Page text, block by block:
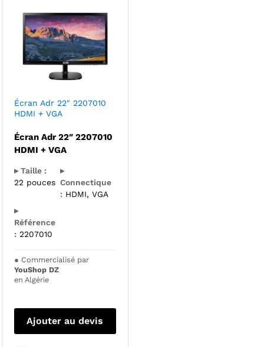
Écran Adr 22″ 2207010
HDMI + VGA
Écran Adr 22″ 2207010
HDMI + VGA
▸ Taille :
22 pouces
▸
Connectique
: HDMI, VGA
▸
Référence
: 2207010
● Commercialisé par
YouShop DZ
en Algérie
Ajouter au devis